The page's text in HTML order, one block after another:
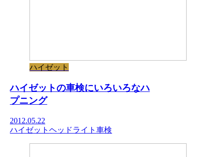
ハイゼット
ハイゼットの車検にいろいろなハ
プニング
2012.05.22
ハイゼットヘッドライト車検